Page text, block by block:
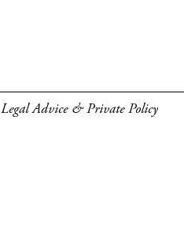
Legal Advice & Private Policy